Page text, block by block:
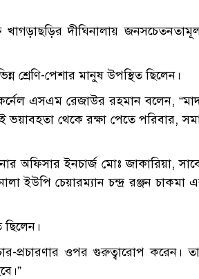
খাগড়াছড়ির দীঘিনালায়
পেশার মানুষ উপস্থিত ছিলেন।
কর্নেল এসএম রেজাউর রহমান বলেন,
থেকে রক্ষা পেতে পরিবার,
অফিসার ইনচার্জ মোঃ জাকারিয়া,
ইউপি চেয়ারম্যান চন্দ্র রঞ্জন চাকমা
ছিলেন।
প্রচারণার ওপর গুরুত্বারোপ করেন।